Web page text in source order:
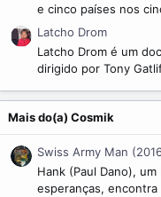
e cinco países nos
Latcho Drom
Latcho Drom é um
dirigido por Tony
Mais do(a) Cosmik
Swiss Army Man
Hank (Paul Dano),
esperanças,